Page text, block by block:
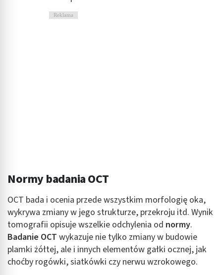
Reklama
Normy badania OCT
OCT bada i ocenia przede wszystkim morfologię oka,
wykrywa zmiany w jego strukturze, przekroju itd. Wynik
tomografii opisuje wszelkie odchylenia od normy.
Badanie OCT wykazuje nie tylko zmiany w budowie
plamki żółtej, ale i innych elementów gałki ocznej, jak
choćby rogówki, siatkówki czy nerwu wzrokowego.